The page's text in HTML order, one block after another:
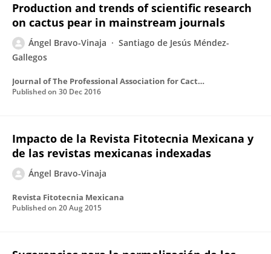
Production and trends of scientific research
on cactus pear in mainstream journals
Ángel Bravo-Vinaja
Santiago de Jesús Méndez-
Gallegos
Journal of The Professional Association for Cactus Development
Published on 30 Dec 2016
Impacto de la Revista Fitotecnia Mexicana y
de las revistas mexicanas indexadas
Ángel Bravo-Vinaja
Revista Fitotecnia Mexicana
Published on 20 Aug 2015